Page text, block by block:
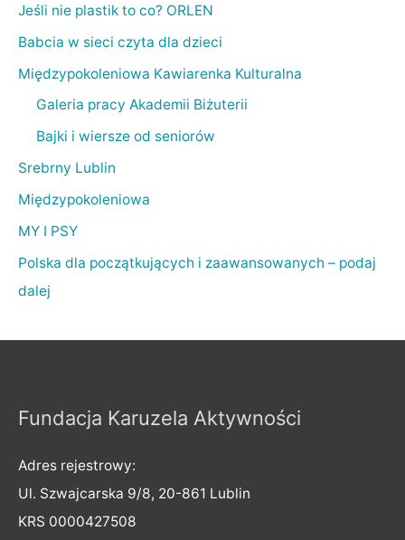
Jeśli nie plastik to co? ORLEN
Babcia w sieci czyta dla dzieci
Międzypokoleniowa Kawiarenka Kulturalna
Galeria pracy Akademii Biżuterii
Bajki i wiersze od seniorów
Srebrny Lublin
Międzypokoleniowa
MY I PSY
Polska dla początkujących i zaawansowanych – podaj
dalej
Fundacja Karuzela Aktywności
Adres rejestrowy:
Ul. Szwajcarska 9/8, 20-861 Lublin
KRS 0000427508